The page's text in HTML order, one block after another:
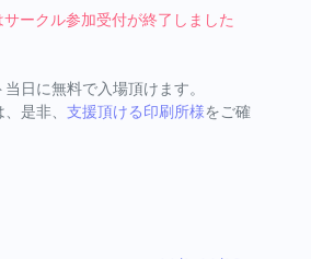
ークル参加受付が終了しました
日に無料で入場頂けます。
是非、 支援頂ける印刷所様をご確